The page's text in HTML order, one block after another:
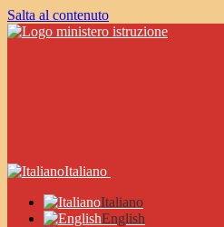
Salta al contenuto
Italiano
Italiano
English